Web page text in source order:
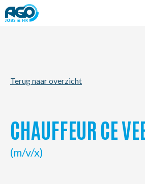
Terug naar overzicht
CHAUFFEUR CE
(m/v/x)